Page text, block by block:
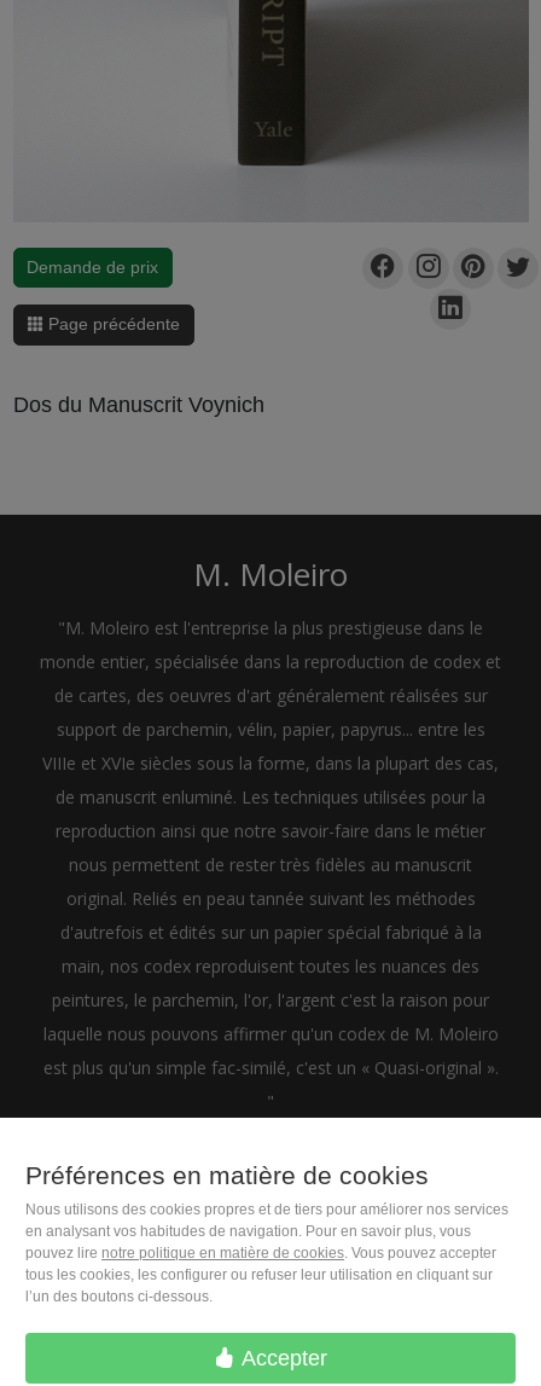
Demande de prix
Page précédente
Dos du Manuscrit Voynich
M. Moleiro
"M. Moleiro est l'entreprise la plus prestigieuse dans le
monde entier, spécialisée dans la reproduction de codex et
de cartes, des oeuvres d'art généralement réalisées sur
support de parchemin, vélin, papier, papyrus... entre les
VIIIe et XVIe siècles sous la forme, dans la plupart des cas,
de manuscrit enluminé. Les techniques utilisées pour la
reproduction ainsi que notre savoir-faire dans le métier
nous permettent de rester très fidèles au manuscrit
original. Reliés en peau tannée suivant les méthodes
d'autrefois et édités sur un papier spécial fabriqué à la
main, nos codex reproduisent toutes les nuances des
peintures, le parchemin, l'or, l'argent c'est la raison pour
laquelle nous pouvons affirmer qu'un codex de M. Moleiro
est plus qu'un simple fac-similé, c'est un « Quasi-original ».
"
+33 (0)1 83 75 34 43
M. Moleiro Editor, S.A.
Travesera de Gracia, 17
E08021 Barcelona (Spain)
Préférences en matière de cookies
Nous utilisons des cookies propres et de tiers pour améliorer nos services
en analysant vos habitudes de navigation. Pour en savoir plus, vous
pouvez lire notre politique en matière de cookies. Vous pouvez accepter
tous les cookies, les configurer ou refuser leur utilisation en cliquant sur
l’un des boutons ci-dessous.
Accepter